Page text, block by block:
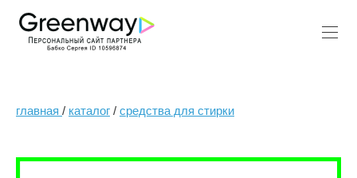
главная / каталог / средства для стирки